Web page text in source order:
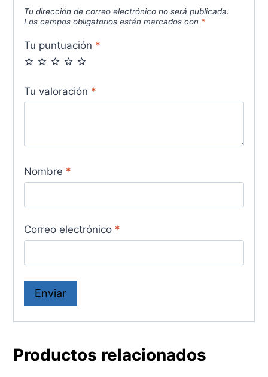
Tu dirección de correo electrónico no será publicada.
Los campos obligatorios están marcados con *
Tu puntuación *
Tu valoración *
Nombre *
Correo electrónico *
Productos relacionados